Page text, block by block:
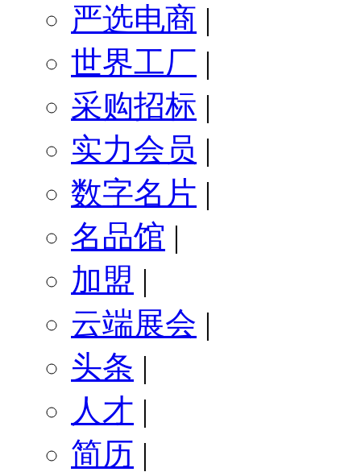
严选电商 |
世界工厂 |
采购招标 |
实力会员 |
数字名片 |
名品馆 |
加盟 |
云端展会 |
头条 |
人才 |
简历 |